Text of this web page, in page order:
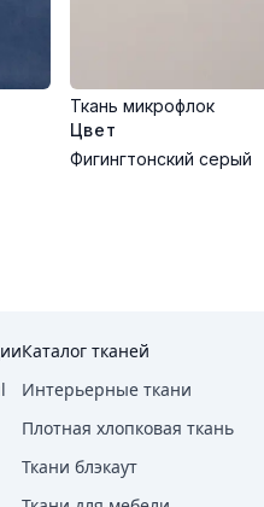
Ткань микрофлок
Цвет
Фигингтонский серый
Каталог тканей
Интерьерные ткани
Плотная хлопковая ткань
Ткани блэкаут